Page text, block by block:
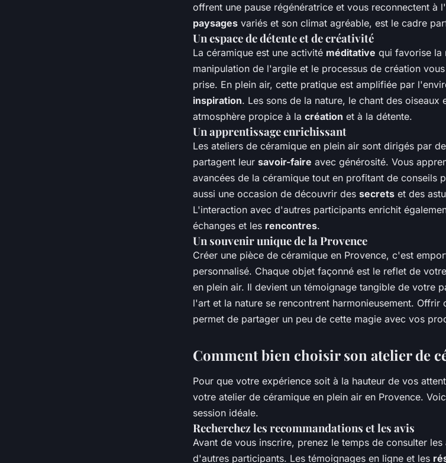
offrent une pause régénératrice et vous reconnectent à
paysages variés et son climat agréable, est le cadre
Un espace de détente et de créativité
La céramique est une activité méditative qui favorise la
manipulation de l'argile et le processus de création
prise. En plein air, cette pratique est amplifiée par
inspiration. Les sons de la nature, le chant des oiseaux
atmosphère propice à la création et à la détente.
Un apprentissage enrichissant
Les ateliers de céramique en plein air sont dirigés par
partagent leur savoir-faire avec générosité. Vous
avancées de la céramique tout en profitant de conseils
aussi une occasion de découvrir des secrets et des
L'interaction avec d'autres participants enrichit
échanges et les rencontres.
Un souvenir unique de la Provence
Créer une pièce de céramique en Provence, c'est
personnalisé. Chaque objet façonné est le reflet de votre
en plein air. Il devient un témoignage tangible de votre
l'art et la nature se rencontrent harmonieusement.
permet de partager un peu de cette magie avec vos
Comment bien choisir son atelier de
Pour que votre expérience soit à la hauteur de vos
votre atelier de céramique en plein air en Provence.
session idéale.
Recherchez les recommandations et les avis
Avant de vous inscrire, prenez le temps de consulter les
d'autres participants. Les témoignages en ligne et les